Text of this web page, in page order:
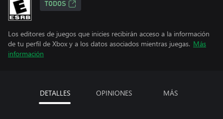
TODOS
Los editores de juegos que inicies recibirán acceso a la información
de tu perfil de Xbox y a los datos asociados mientras juegas. Más
información
DETALLES OPINIONES MÁS